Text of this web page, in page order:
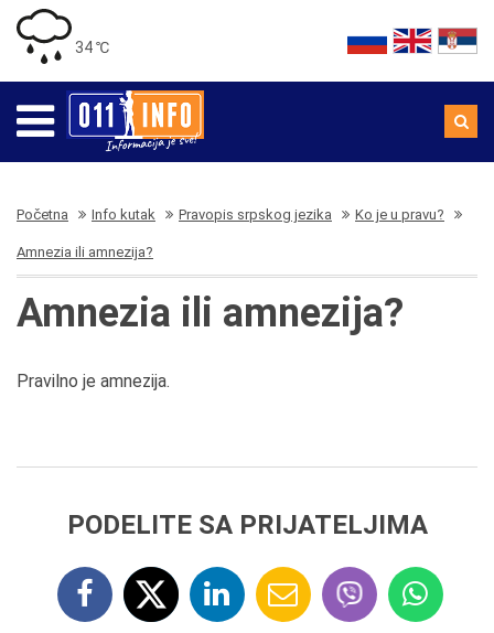
34 ℃
Početna Info kutak Pravopis srpskog jezika Ko je u pravu?
Amnezia ili amnezija?
Amnezia ili amnezija?
Pravilno je amnezija.
PODELITE SA PRIJATELJIMA